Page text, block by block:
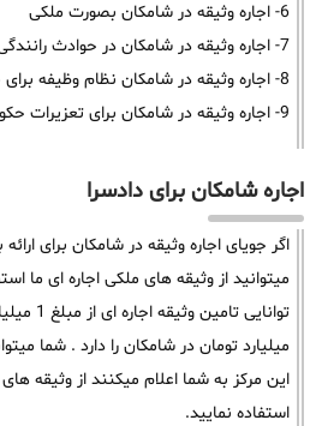
6- اجاره وثیقه در شامکان بصورت ملکی
7- اجاره وثیقه در شامکان در حوادث رانندگی
8- اجاره وثیقه در شامکان نظام وظیفه برای خروج مشمولان سربازی از کشور
9- اجاره وثیقه در شامکان برای تعزیرات حکومتی
اجاره شامکان برای دادسرا
اگر جویای اجاره وثیقه در شامکان برای
میتوانید از وثیقه های ملکی اجاره ای ما
میلیارد تومان در شامکان را دارد . شما
این مرکز به شما اعلام میکنند از وثیقه های
استفاده نمایید.